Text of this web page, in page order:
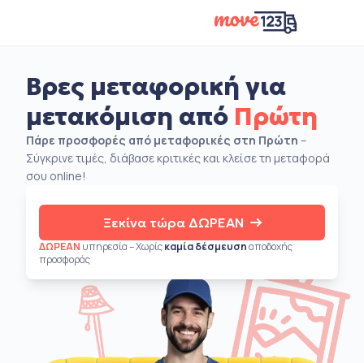
Βρες μεταφορική για
μετακόμιση από Πρώτη
Πάρε προσφορές από μεταφορικές στη Πρώτη –
Σύγκρινε τιμές, διάβασε κριτικές και κλείσε τη μεταφορά
σου online!
Ξεκίνα τώρα ΔΩΡΕΑΝ
ΔΩΡΕΑΝ υπηρεσία – Χωρίςκαμία δέσμευσηαποδοχής
προσφοράς